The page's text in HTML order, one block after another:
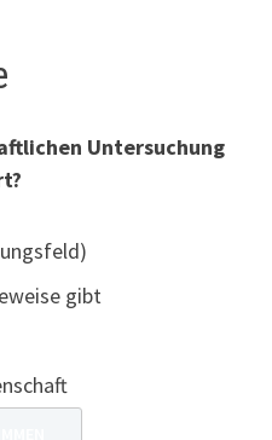
Untersuchung
gibt